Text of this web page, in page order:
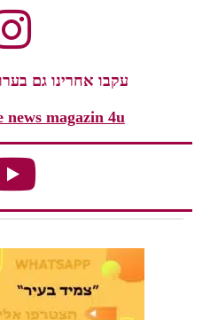
עקבו אחרינו גם בערוץ
news magazin 4u